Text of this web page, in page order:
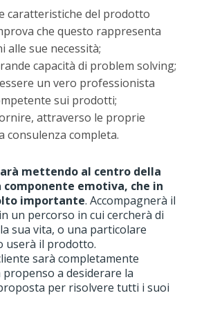
caratteristiche del prodotto
che questo rappresenta
alle sue necessità;
capacità di problem solving;
un vero professionista
sui prodotti;
attraverso le proprie
consulenza completa.
mettendo al centro della
componente emotiva, che in
importante. Accompagnerà il
un percorso in cui cercherà di
sua vita, o una particolare
userà il prodotto.
sarà completamente
a desiderare la
per risolvere tutti i suoi